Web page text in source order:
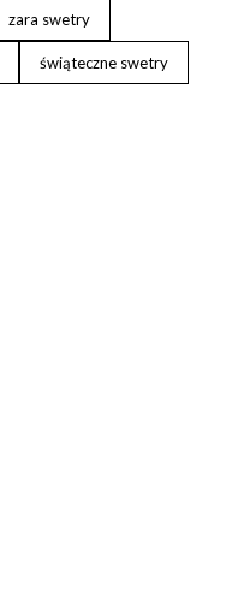
zara swetry
świąteczne swetry